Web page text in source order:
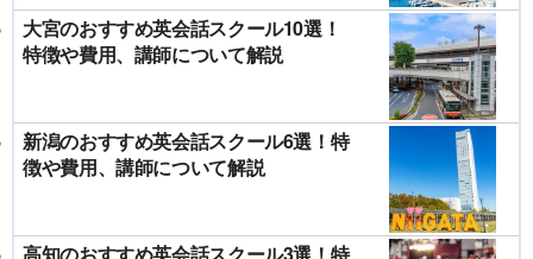
大宮のおすすめ英会話スクール10選！
特徴や費用、講師について解説
新潟のおすすめ英会話スクール6選！特
徴や費用、講師について解説
高知のおすすめ英会話スクール3選！特